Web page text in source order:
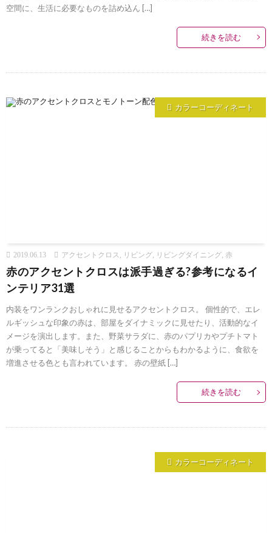
空間に、生活に必要なものを詰め込ん […]
続きを読む
カラーコーディネート
2019.06.13 アクセントクロス , リビング, リビングダイニング, 赤
赤のアクセントクロスは派手過ぎる?参考になるイ
ンテリア31選
内装をワンランクおしゃれに見せるアクセントクロス。 個性的で、エレ
ルギッシュな印象の赤は、部屋をダイナミックに見せたり、活動的なイ
メージを演出します。また、野菜サラダに、赤のパプリカやプチトマト
が乗ってると「美味しそう」と感じることからもわかるように、食欲を
増進させる色とも言われています。 赤の壁紙 […]
続きを読む
カラーコーディネート